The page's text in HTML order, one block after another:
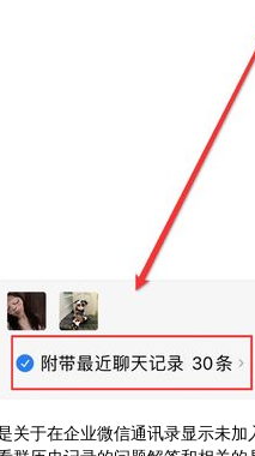
关于在企业微信通讯录显示未加